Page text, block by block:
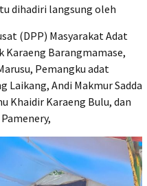
dihadiri langsung oleh
(DPP) Masyarakat Adat
Karaeng Barangmamase,
Pemangku adat
Laikang, Andi Makmur Sadda
Khaidir Karaeng Bulu, dan